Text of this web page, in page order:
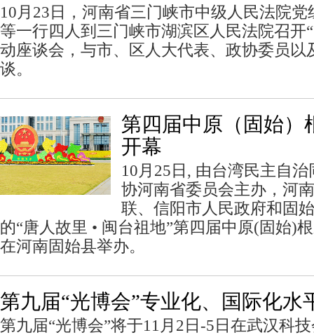
10月23日，河南省三门峡市中级人民法院
等一行四人到三门峡市湖滨区人民法院召开
动座谈会，与市、区人大代表、政协委员以
谈。
第四届中原（固始）
开幕
10月25日, 由台湾民主自
协河南省委员会主办，河
联、信阳市人民政府和固
的“唐人故里 • 闽台祖地”第四届中原(固始)
在河南固始县举办。
第九届“光博会”专业化、国际化水
第九届“光博会”将于11月2日-5日在武汉科